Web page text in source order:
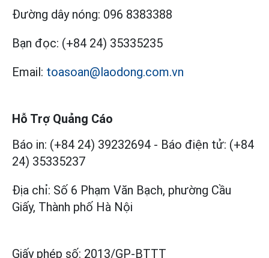
Đường dây nóng: 096 8383388
Bạn đọc: (+84 24) 35335235
Email: toasoan@laodong.com.vn
Hỗ Trợ Quảng Cáo
Báo in: (+84 24) 39232694 - Báo điện tử: (+84
24) 35335237
Địa chỉ: Số 6 Phạm Văn Bạch, phường Cầu
Giấy, Thành phố Hà Nội
Giấy phép số: 2013/GP-BTTT